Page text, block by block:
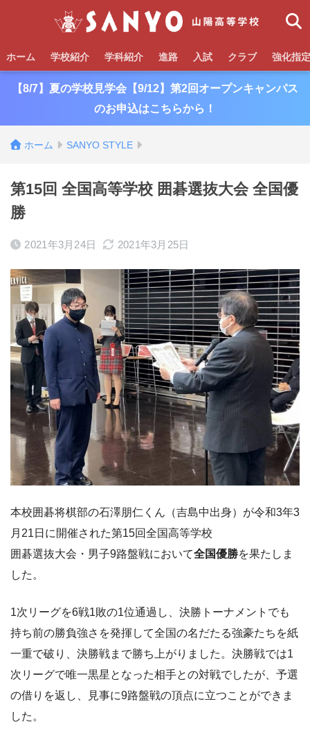
ホーム 学校紹介 学科紹介 進路 入試 クラブ 強化指
【8/7】夏の学校見学会【9/12】第2回オープンキャンパス
のお申込はこちらから！
ホーム SANYO STYLE
第15回 全国高等学校 囲碁選抜大会 全国優
勝
2021年3月24日 2021年3月25日
本校囲碁将棋部の石澤朋仁くん（吉島中出身）が令和3年3
月21日に開催された第15回全国高等学校
囲碁選抜大会・男子9路盤戦において全国優勝を果たしま
した。
1次リーグを6戦1敗の1位通過し、決勝トーナメントでも
持ち前の勝負強さを発揮して全国の名だたる強豪たちを紙
一重で破り、決勝戦まで勝ち上がりました。決勝戦では1
次リーグで唯一黒星となった相手との対戦でしたが、予選
の借りを返し、見事に9路盤戦の頂点に立つことができま
した。